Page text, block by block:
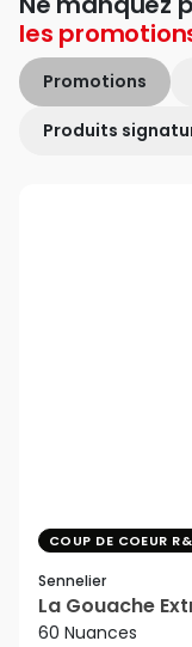
les
Promotions
Produits
COUP DE COEUR
Sennelier
La Gouache
60 Nuances